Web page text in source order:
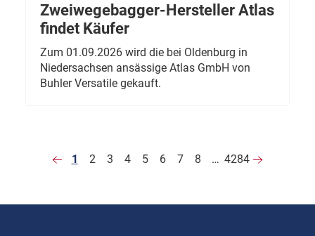
Zweiwegebagger-Hersteller Atlas
findet Käufer
Zum 01.09.2026 wird die bei Oldenburg in
Niedersachsen ansässige Atlas GmbH von
Buhler Versatile gekauft.
1 2 3 4 5 6 7 8 … 4284